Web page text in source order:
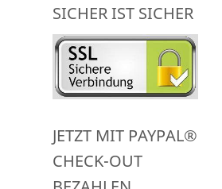
SICHER IST SICHER
JETZT MIT PAYPAL®
CHECK-OUT